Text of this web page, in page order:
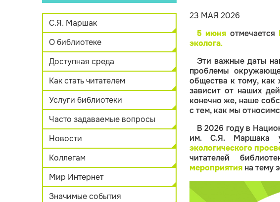
С.Я. Маршак
О библиотеке
Доступная среда
Как стать читателем
Услуги библиотеки
Часто задаваемые вопросы
Новости
Коллегам
Мир Интернет
Значимые события
23 МАЯ 2026
5 июня отмечается
эколога.
Эти важные даты
проблемы
общества к тому, как
зависит от наших
конечно же, наше
с тем, как мы
В 2026 году в
им. С.Я. Маршака
экологического
читателей
мероприятияна тему